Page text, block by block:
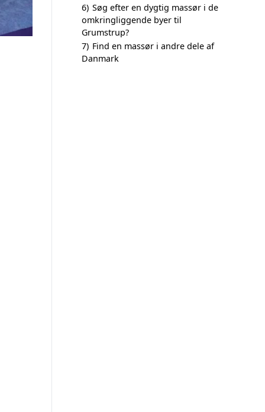
6) Søg efter en dygtig massør i de
omkringliggende byer til
Grumstrup?
7) Find en massør i andre dele af
Danmark